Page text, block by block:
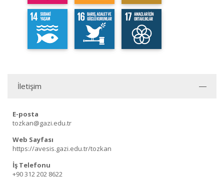
İletişim
E-posta
tozkan@gazi.edu.tr
Web Sayfası
https://avesis.gazi.edu.tr/tozkan
İş Telefonu
+90 312 202 8622